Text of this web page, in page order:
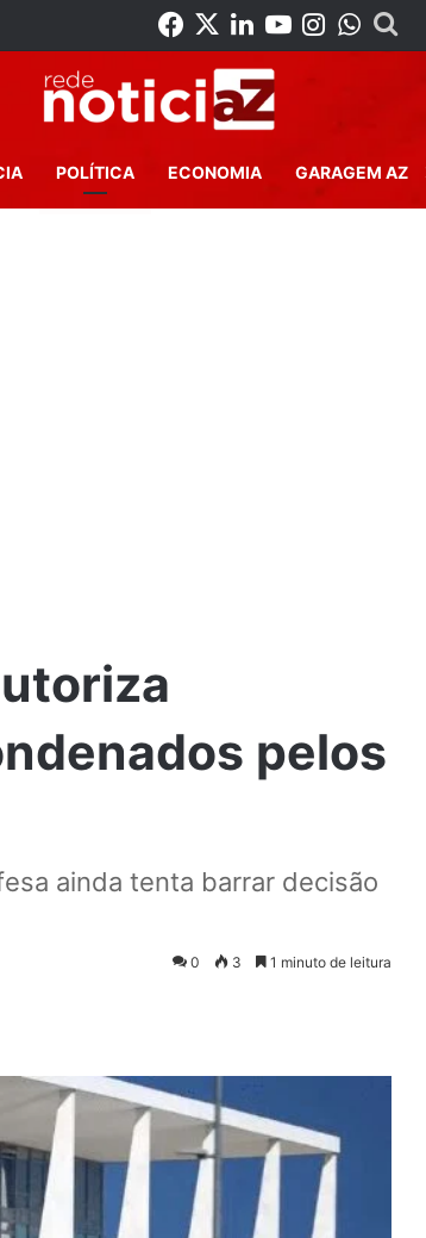
Facebook
X Linkedin
YouTube
POLÍTICA ECONOMIA GARAGEM AZ
pelos
ainda tenta barrar decisão
0 3 1 minuto de leitura